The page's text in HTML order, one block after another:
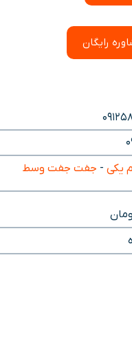
رایگان
- جفت جفت وسط